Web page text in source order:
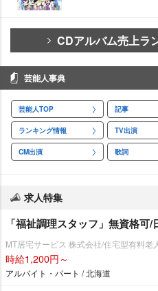
CDアルバム売上ラ
芸能人事典
芸能人TOP 記事
ランキング情報 TV出演
CM出演 歌詞
求人特集
「福祉調理スタッフ」無資格
MT居宅サービス 株式会社/住宅型有料老
時給1,200円～
アルバイト・パート / 北海道